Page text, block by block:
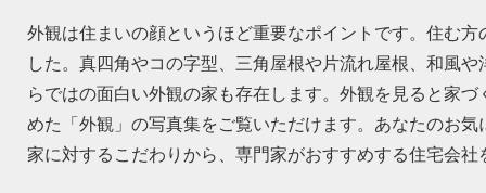
外観は住まいの顔というほど重要なポイントです。住む
した。真四角やコの字型、三角屋根や片流れ屋根、和風
らではの面白い外観の家も存在します。外観を見ると家
めた「外観」の写真集をご覧いただけます。あなたのお
家に対するこだわりから、専門家がおすすめする住宅会社